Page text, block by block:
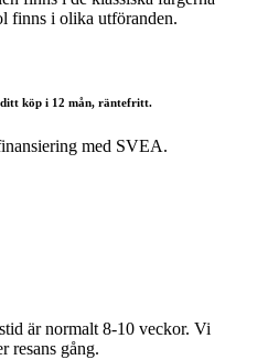
finns i olika utföranden.
ditt köp i 12 mån, räntefritt.
med SVEA.
är normalt 8-10 veckor. Vi
resans gång.